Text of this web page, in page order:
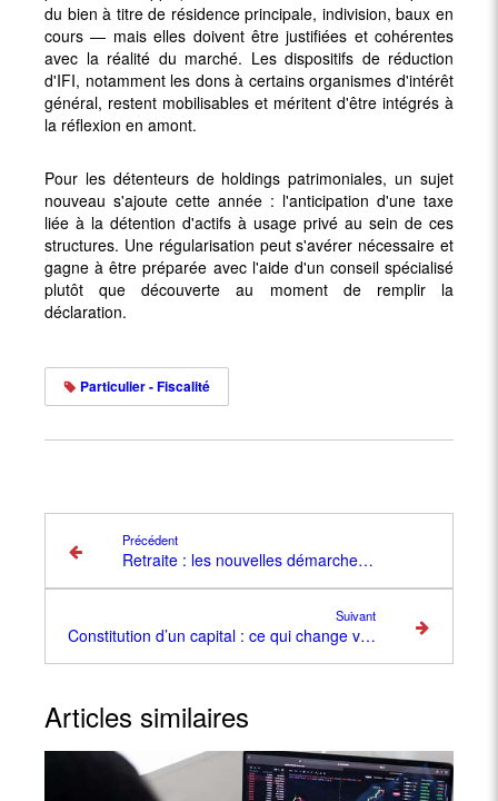
du bien à titre de résidence principale, indivision, baux en
cours — mais elles doivent être justifiées et cohérentes
avec la réalité du marché. Les dispositifs de réduction
d'IFI, notamment les dons à certains organismes d'intérêt
général, restent mobilisables et méritent d'être intégrés à
la réflexion en amont.
Pour les détenteurs de holdings patrimoniales, un sujet
nouveau s'ajoute cette année : l'anticipation d'une taxe
liée à la détention d'actifs à usage privé au sein de ces
structures. Une régularisation peut s'avérer nécessaire et
gagne à être préparée avec l'aide d'un conseil spécialisé
plutôt que découverte au moment de remplir la
déclaration.
Particulier - Fiscalité
Précédent
Retraite : les nouvelles démarches en ligne qui changent la donne en 2026
Suivant
Constitution d’un capital : ce qui change vraiment selon la décennie de vie
Articles similaires